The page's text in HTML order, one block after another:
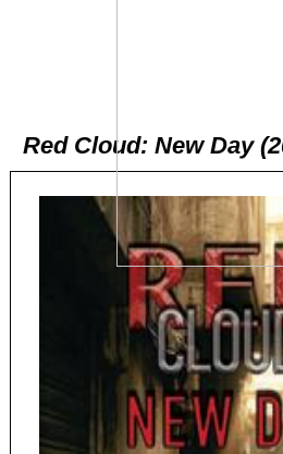
Red Cloud: New Day